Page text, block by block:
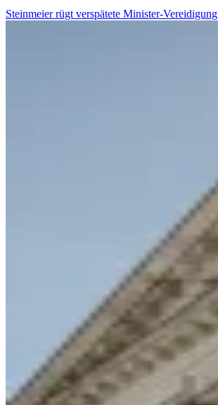
Steinmeier rügt verspätete Minister-Vereidigung